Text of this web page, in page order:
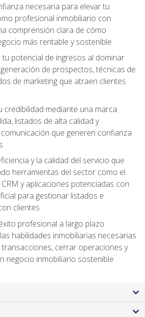
necesaria para elevar tu
profesional inmobiliario con
comprensión clara de cómo
más rentable y sostenible
potencial de ingresos al dominar
de prospectos, técnicas de
de marketing que atraen clientes
credibilidad mediante una marca
listados de alta calidad y
que generen confianza
y la calidad del servicio que
herramientas del sector como el
y aplicaciones potenciadas con
para gestionar listados e
clientes
profesional a largo plazo
habilidades inmobiliarias necesarias
cerrar operaciones y
negocio inmobiliario sostenible